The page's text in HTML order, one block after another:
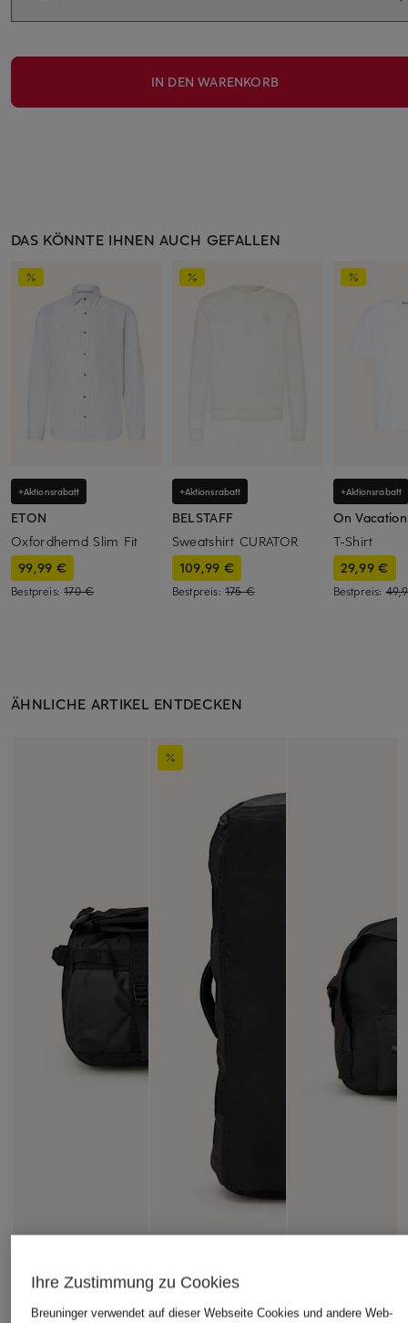
IN DEN WARENKORB
DAS KÖNNTE IHNEN AUCH GEFALLEN
+Aktionsrabatt
ETON
Oxfordhemd Slim Fit
99,99 €
Bestpreis:170 €
+Aktionsrabatt
BELSTAFF
Sweatshirt CURATOR
109,99 €
Bestpreis: 175 €
+Aktionsrabatt
On Vacation
T-Shirt
29,99 €
Bestpreis:
ÄHNLICHE ARTIKEL ENTDECKEN
Reisetasche BASE
CAMP XS
THE NORTH FACE
30 l mit Laptop-
Ihre Zustimmung zu Cookies
Breuninger verwendet auf dieser Webseite Cookies und andere Web-